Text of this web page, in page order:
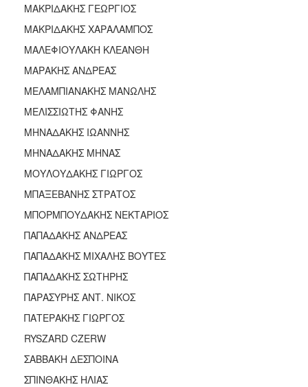
ΜΑΚΡΙΔΑΚΗΣ ΓΕΩΡΓΙΟΣ
ΜΑΚΡΙΔΑΚΗΣ ΧΑΡΑΛΑΜΠΟΣ
ΜΑΛΕΦΙΟΥΛΑΚΗ ΚΛΕΑΝΘΗ
ΜΑΡΑΚΗΣ ΑΝΔΡΕΑΣ
ΜΕΛΑΜΠΙΑΝΑΚΗΣ ΜΑΝΩΛΗΣ
ΜΕΛΙΣΣΙΩΤΗΣ ΦΑΝΗΣ
ΜΗΝΑΔΑΚΗΣ ΙΩΑΝΝΗΣ
ΜΗΝΑΔΑΚΗΣ ΜΗΝΑΣ
ΜΟΥΛΟΥΔΑΚΗΣ ΓΙΩΡΓΟΣ
ΜΠΑΞΕΒΑΝΗΣ ΣΤΡΑΤΟΣ
ΜΠΟΡΜΠΟΥΔΑΚΗΣ ΝΕΚΤΑΡΙΟΣ
ΠΑΠΑΔΑΚΗΣ ΑΝΔΡΕΑΣ
ΠΑΠΑΔΑΚΗΣ ΜΙΧΑΛΗΣ ΒΟΥΤΕΣ
ΠΑΠΑΔΑΚΗΣ ΣΩΤΗΡΗΣ
ΠΑΡΑΣΥΡΗΣ ΑΝΤ. ΝΙΚΟΣ
ΠΑΤΕΡΑΚΗΣ ΓΙΩΡΓΟΣ
RYSZARD CZERW
ΣΑΒΒΑΚΗ ΔΕΣΠΟΙΝΑ
ΣΠΙΝΘΑΚΗΣ ΗΛΙΑΣ